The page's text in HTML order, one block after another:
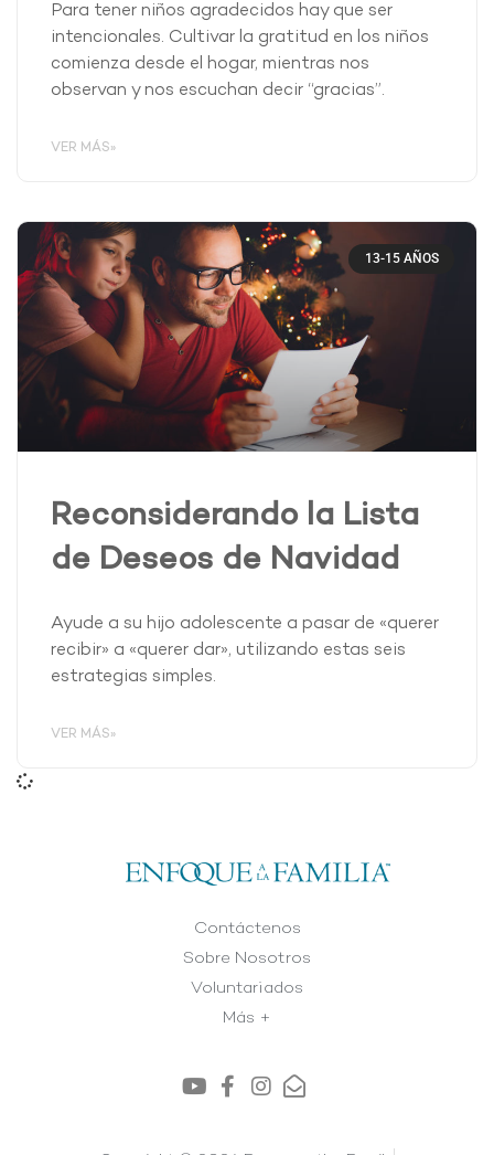
Para tener niños agradecidos hay que ser
intencionales. Cultivar la gratitud en los niños
comienza desde el hogar, mientras nos
observan y nos escuchan decir “gracias”.
VER MÁS»
13-15 AÑOS
Reconsiderando la Lista
de Deseos de Navidad
Ayude a su hijo adolescente a pasar de «querer
recibir» a «querer dar», utilizando estas seis
estrategias simples.
VER MÁS»
Contáctenos
Sobre Nosotros
Voluntariados
Más +